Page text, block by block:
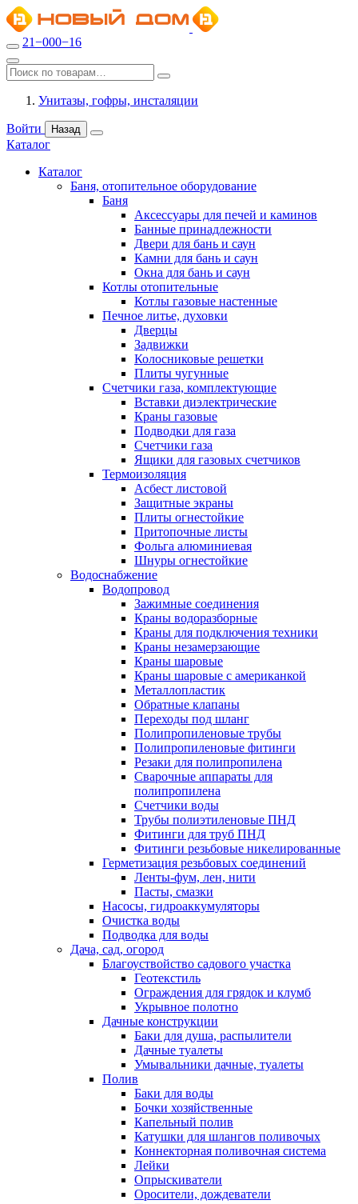
21−000−16
Унитазы, гофры, инсталяции
Войти Назад
Каталог
Каталог
Баня, отопительное оборудование
Баня
Аксессуары для печей и каминов
Банные принадлежности
Двери для бань и саун
Камни для бань и саун
Окна для бань и саун
Котлы отопительные
Котлы газовые настенные
Печное литье, духовки
Дверцы
Задвижки
Колосниковые решетки
Плиты чугунные
Счетчики газа, комплектующие
Вставки диэлектрические
Краны газовые
Подводки для газа
Счетчики газа
Ящики для газовых счетчиков
Термоизоляция
Асбест листовой
Защитные экраны
Плиты огнестойкие
Притопочные листы
Фольга алюминиевая
Шнуры огнестойкие
Водоснабжение
Водопровод
Зажимные соединения
Краны водоразборные
Краны для подключения техники
Краны незамерзающие
Краны шаровые
Краны шаровые с американкой
Металлопластик
Обратные клапаны
Переходы под шланг
Полипропиленовые трубы
Полипропиленовые фитинги
Резаки для полипропилена
Сварочные аппараты для
полипропилена
Счетчики воды
Трубы полиэтиленовые ПНД
Фитинги для труб ПНД
Фитинги резьбовые никелированные
Герметизация резьбовых соединений
Ленты-фум, лен, нити
Пасты, смазки
Насосы, гидроаккумуляторы
Очистка воды
Подводка для воды
Дача, сад, огород
Благоуствойство садового участка
Геотекстиль
Ограждения для грядок и клумб
Укрывное полотно
Дачные конструкции
Баки для душа, распылители
Дачные туалеты
Умывальники дачные, туалеты
Полив
Баки для воды
Бочки хозяйственные
Капельный полив
Катушки для шлангов поливочых
Коннекторная поливочная система
Лейки
Опрыскиватели
Оросители, дождеватели